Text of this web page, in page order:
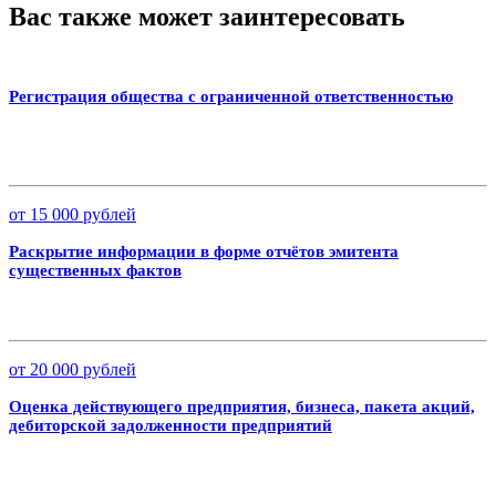
Вас также может заинтересовать
Регистрация общества с ограниченной ответственностью
от 15 000 рублей
Раскрытие информации в форме отчётов эмитента
существенных фактов
от 20 000 рублей
Оценка действующего предприятия, бизнеса, пакета акций,
дебиторской задолженности предприятий